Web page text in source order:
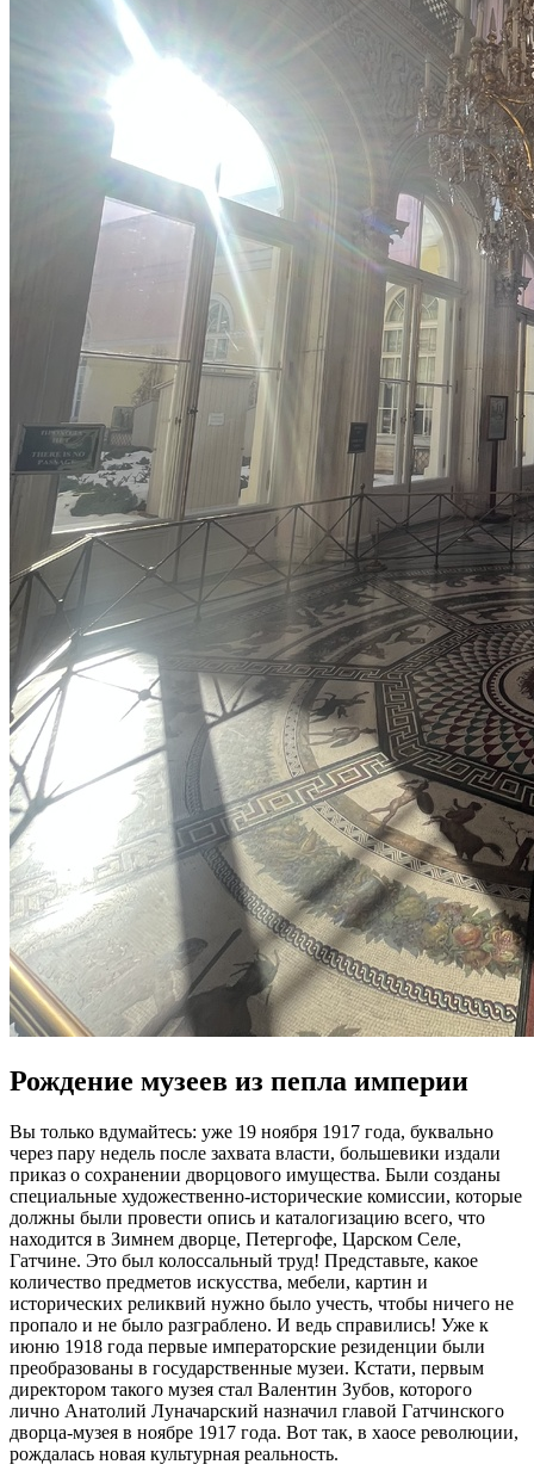
Рождение музеев из пепла империи
Вы только вдумайтесь: уже 19 ноября 1917 года, буквально
через пару недель после захвата власти, большевики издали
приказ о сохранении дворцового имущества. Были созданы
специальные художественно-исторические комиссии, которые
должны были провести опись и каталогизацию всего, что
находится в Зимнем дворце, Петергофе, Царском Селе,
Гатчине. Это был колоссальный труд! Представьте, какое
количество предметов искусства, мебели, картин и
исторических реликвий нужно было учесть, чтобы ничего не
пропало и не было разграблено. И ведь справились! Уже к
июню 1918 года первые императорские резиденции были
преобразованы в государственные музеи. Кстати, первым
директором такого музея стал Валентин Зубов, которого
лично Анатолий Луначарский назначил главой Гатчинского
дворца-музея в ноябре 1917 года. Вот так, в хаосе революции,
рождалась новая культурная реальность.